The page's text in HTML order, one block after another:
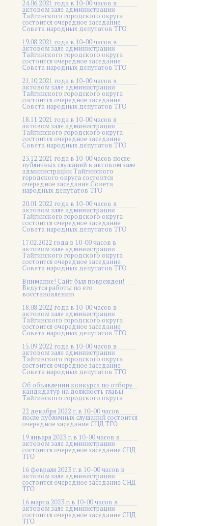
24.06.2021 года в 10-00 часов в
актовом зале администрации
Тайгинского городского округа
состоится очередное заседание
Совета народных депутатов ТГО
19.08.2021 года в 10-00 часов в
актовом зале администрации
Тайгинского городского округа
состоится очередное заседание
Совета народных депутатов ТГО
21.10.2021 года в 10-00 часов в
актовом зале администрации
Тайгинского городского округа
состоится очередное заседание
Совета народных депутатов ТГО
18.11.2021 года в 10-00 часов в
актовом зале администрации
Тайгинского городского округа
состоится очередное заседание
Совета народных депутатов ТГО
23.12.2021 года в 10-00 часов после
публичных слушаний в актовом зале
администрации Тайгинского
городского округа состоится
очередное заседание Совета
народных депутатов ТГО
20.01.2022 года в 10-00 часов в
актовом зале администрации
Тайгинского городского округа
состоится очередное заседание
Совета народных депутатов ТГО
17.02.2022 года в 10-00 часов в
актовом зале администрации
Тайгинского городского округа
состоится очередное заседание
Совета народных депутатов ТГО
Внимание! Сайт был поврежден!
Ведутся работы по его
восстановлению.
18.08.2022 года в 10-00 часов в
актовом зале администрации
Тайгинского городского округа
состоится очередное заседание
Совета народных депутатов ТГО
15.09.2022 года в 10-00 часов в
актовом зале администрации
Тайгинского городского округа
состоится очередное заседание
Совета народных депутатов ТГО
Об объявлении конкурса по отбору
кандидатур на должность главы
Тайгинского городского округа
22 декабря 2022 г. в 10-00 часов
после публичных слушаний состоится
очередное заседание СНД ТГО
19 января 2023 г. в 10-00 часов в
актовом зале администрации
состоится очередное заседание СНД
ТГО
16 февраля 2023 г. в 10-00 часов в
актовом зале администрации
состоится очередное заседание СНД
ТГО
16 марта 2023 г. в 10-00 часов в
актовом зале администрации
состоится очередное заседание СНД
ТГО